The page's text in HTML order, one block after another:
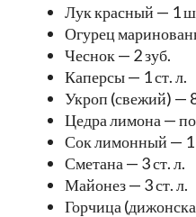
Лук красный — 1
Огурец
Чеснок — 2 зуб.
Каперсы — 1 ст. л.
Укроп (свежий) —
Цедра лимона —
Сок лимонный — 1
Сметана — 3 ст. л.
Майонез — 3 ст. л.
Горчица